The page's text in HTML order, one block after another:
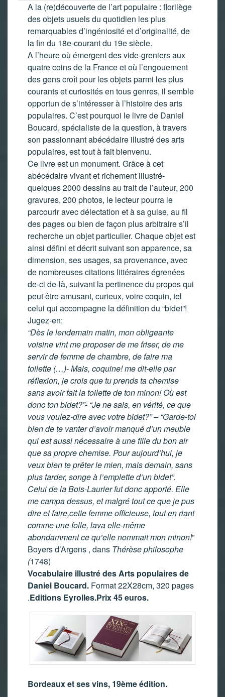
A la (re)découverte de l’art populaire : florilège
des objets usuels du quotidien les plus
remarquables d’ingéniosité et d’originalité, de
la fin du 18e-courant du 19e siècle.
A l’heure où émergent des vide-greniers aux
quatre coins de la France et où l’engouement
des gens croît pour les objets parmi les plus
courants et curiosités en tous genres, il semble
opportun de s’intéresser à l’histoire des arts
populaires. C’est pourquoi le livre de Daniel
Boucard, spécialiste de la question, à travers
son passionnant abécédaire illustré des arts
populaires, est tout à fait bienvenu.
Ce livre est un monument. Grâce à cet
abécédaire vivant et richement illustré-
quelques 2000 dessins au trait de l’auteur, 200
gravures, 200 photos, le lecteur pourra le
parcourir avec délectation et à sa guise, au fil
des pages ou bien de façon plus arbitraire s’il
recherche un objet particulier. Chaque objet est
ainsi défini et décrit suivant son apparence, sa
dimension, ses usages, sa provenance, avec
de nombreuses citations littéraires égrenées
de-ci de-là, suivant la pertinence du propos qui
peut être amusant, curieux, voire coquin, tel
celui qui accompagne la définition du “bidet”!
Jugez-en:
“Dès le lendemain matin, mon obligeante
voisine vint me proposer de me friser, de me
servir de femme de chambre, de faire ma
toilette (…)- Mais, coquine! me dit-elle par
réflexion, je crois que tu prends ta chemise
sans avoir fait la toilette de ton minon! Où est
donc ton bidet?”- “Je ne sais, en vérité, ce que
vous voulez-dire avec votre bidet?” – “Garde-toi
bien de te vanter d’avoir manqué d’un meuble
qui est aussi nécessaire à une fille du bon air
que sa propre chemise. Pour aujourd’hui, je
veux bien te prêter le mien, mais demain, sans
plus tarder, songe à l’emplette d’un bidet”.
Celui de la Bois-Laurier fut donc apporté. Elle
me campa dessus, et malgré tout ce que je pus
dire et faire,cette femme officieuse, tout en riant
comme une folle, lava elle-même
abondamment ce qu’elle nommait mon minon!”
Boyers d’Argens , dans Thérèse philosophe
(1748)
Vocabulaire illustré des Arts populaires de
Daniel Boucard. Format 22X28cm, 320 pages
.Editions Eyrolles.Prix 45 euros.
Bordeaux et ses vins, 19ème édition.